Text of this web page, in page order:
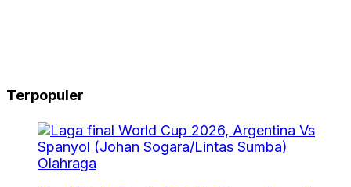
Terpopuler
Olahraga